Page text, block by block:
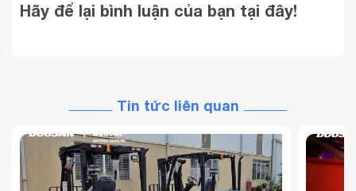
Hãy để lại bình luận của bạn tại đây!
Tin tức liên quan